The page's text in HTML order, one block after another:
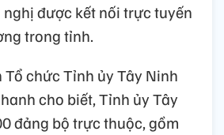
được kết nối trực tuyến
trong tỉnh.
chức Tỉnh ủy Tây Ninh
cho biết, Tỉnh ủy Tây
đảng bộ trực thuộc, gồm